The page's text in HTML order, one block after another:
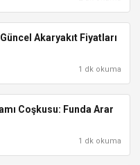
Akaryakıt Fiyatları
1 dk okuma
Coşkusu: Funda Arar
1 dk okuma